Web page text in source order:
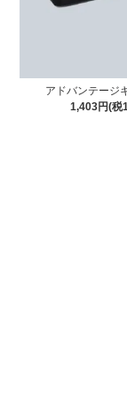
アドバンテージ
1,403円(税